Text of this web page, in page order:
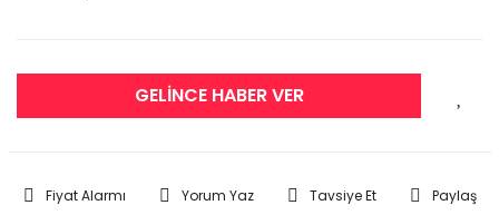
GELİNCE HABER VER
Fiyat Alarmı Yorum Yaz Tavsiye Et Paylaş